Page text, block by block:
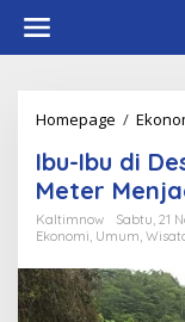
konten
Homepage /
Ibu-Ibu di
Meter
Kaltimnow
Sabtu, 21
Ekonomi, Umum,